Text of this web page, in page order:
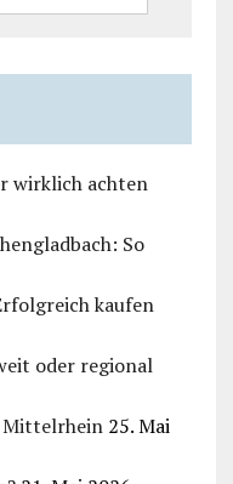
wirklich achten
So
kaufen
oder regional
Mittelrhein 25. Mai